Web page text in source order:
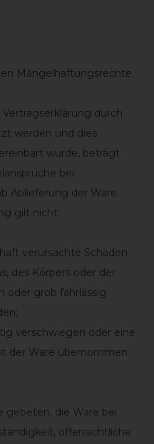
Mängelhaftungsrechte.
durch
werden und dies
wurde, beträgt
bei
Ablieferung der Ware.
gilt nicht:
verursachte Schäden
des Körpers oder der
oder grob fahrlässig
verschwiegen oder eine
der Ware übernommen
gebeten, die Ware bei
offensichtliche